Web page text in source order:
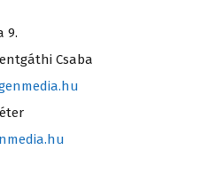
9.
Csaba